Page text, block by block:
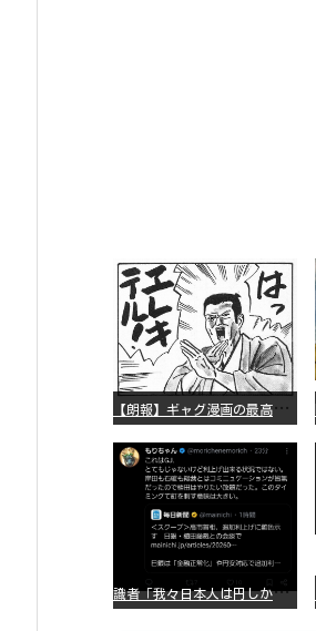
【
朗報】ギャグ漫画の最高傑作、「パタリロ」に決まる
識
者「我々日本人は円しか使っていないので円安になろうが問題ない」